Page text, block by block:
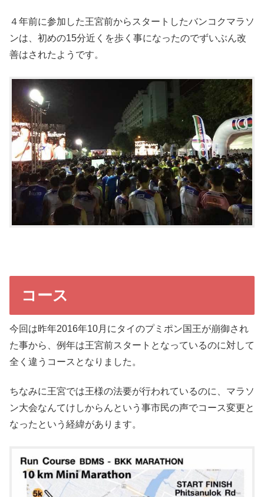
４年前に参加した王宮前からスタートしたバンコクマラソ
ンは、初めの15分近くを歩く事になったのでずいぶん改
善はされたようです。
コース
今回は昨年2016年10月にタイのプミポン国王が崩御され
た事から、例年は王宮前スタートとなっているのに対して
全く違うコースとなりました。
ちなみに王宮では王様の法要が行われているのに、マラソ
ン大会なんてけしからんという事市民の声でコース変更と
なったという経緯があります。